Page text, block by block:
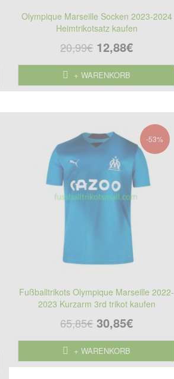
Olympique Marseille Socken 2023-2024
Heimtrikotsatz kaufen
20,99€ 12,88€
+ WARENKORB
-53%
Fußballtrikots Olympique Marseille 2022-
2023 Kurzarm 3rd trikot kaufen
65,85€ 30,85€
+ WARENKORB